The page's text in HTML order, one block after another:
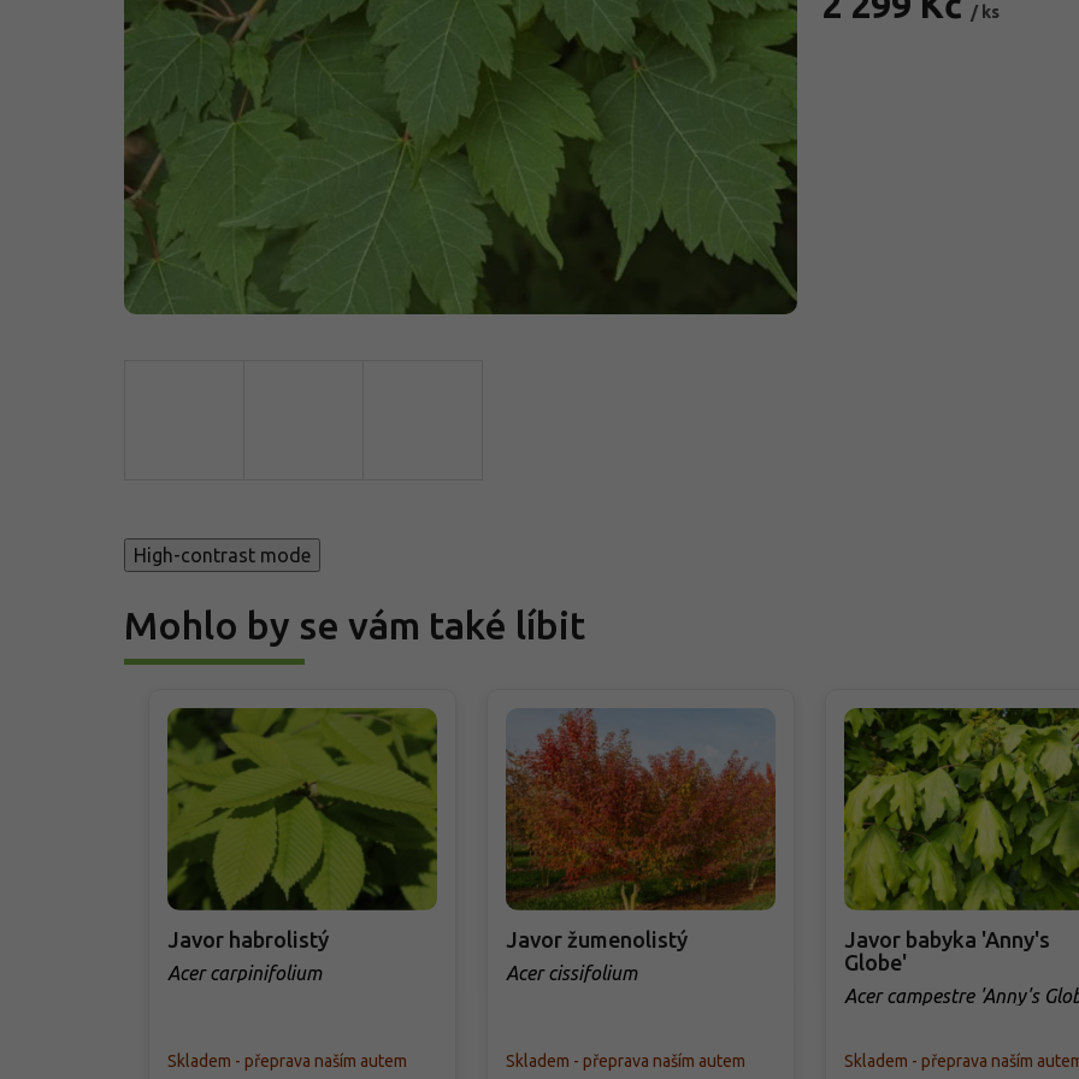
/ ks
High-contrast mode
Mohlo by se vám také líbit
Javor habrolistý
Acer carpinifolium
Skladem - přeprava naším autem
Javor žumenolistý
Acer cissifolium
Skladem - přeprava naším autem
Javor babyka 'Anny's
Globe'
Acer campestre 'Anny's
Skladem - přeprava naším